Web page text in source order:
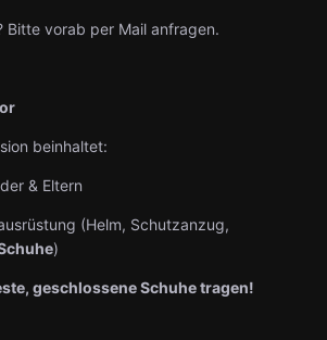
Bitte vorab per Mail anfragen.
beinhaltet:
& Eltern
(Helm, Schutzanzug,
)
geschlossene Schuhe tragen!